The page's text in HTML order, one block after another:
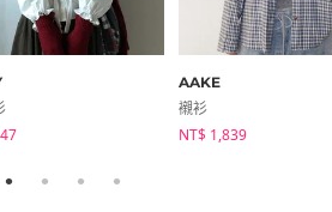
AAKE
襯衫
NT$ 1,839